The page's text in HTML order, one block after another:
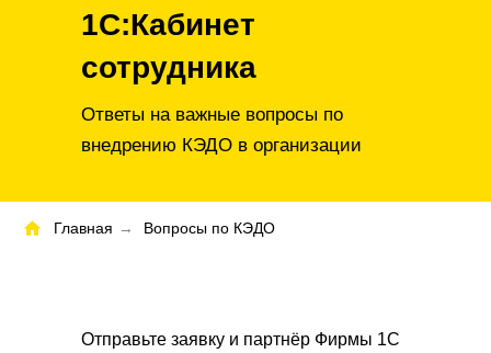
Ответы на важные вопросы по
внедрению КЭДО в организации
1С:Кабинет
сотрудника
Главная → Вопросы по КЭДО
Отправьте заявку и партнёр Фирмы 1С